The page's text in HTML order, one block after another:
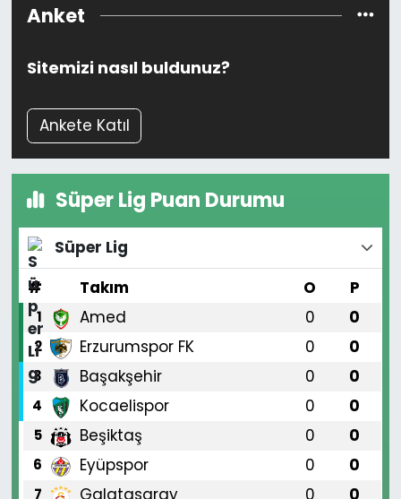
Anket
Sitemizi nasıl buldunuz?
Ankete Katıl
Süper Lig Puan Durumu
Süper Lig
#
Takım O P
1 Amed 0 0
2 Erzurumspor FK 0 0
3 Başakşehir 0 0
4 Kocaelispor 0 0
5 Beşiktaş 0 0
6 Eyüpspor 0 0
7